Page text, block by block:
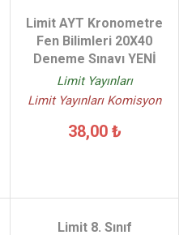
Limit AYT Kronometre
Fen Bilimleri 20X40
Deneme Sınavı YENİ
Limit Yayınları
Limit Yayınları Komisyon
38,00 ₺
Limit 8. Sınıf